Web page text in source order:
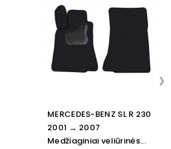
MERCEDES-BENZ SL R 230
2001 → 2007
Medžiaginiai veliūrinės...
›